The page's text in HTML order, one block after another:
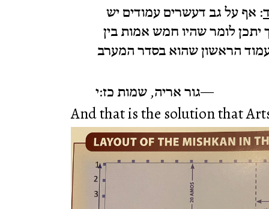
: אף על גב דעשרים עמודים יש
יתכן לומר שהיו חמש אמות בין
הראשון שהוא בסדר המערב
גור אריה, שמות כז:י
And that is the solution that